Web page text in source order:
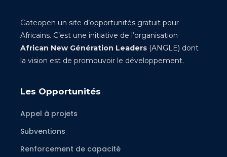
Gateopen un site d’opportunités gratuit pour
Africains. C’est une initiative de l’organisation
African New Génération Leaders (ANGLE) dont
la vision est de promouvoir le développement.
Les Opportunités
Appel à projets
Subventions
Renforcement de capacité